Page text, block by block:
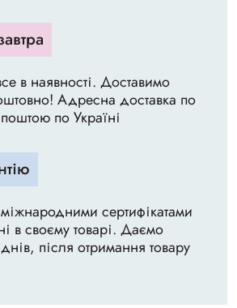
в наявності. Доставимо
Адресна доставка по
по Україні
сертифікатами
в своєму товарі. Даємо
після отримання товару